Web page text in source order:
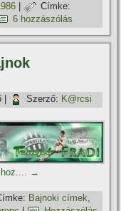
|
Címke:
6 hozzászólás
Szerző: K@rcsi
→
Bajnoki cí­mek,